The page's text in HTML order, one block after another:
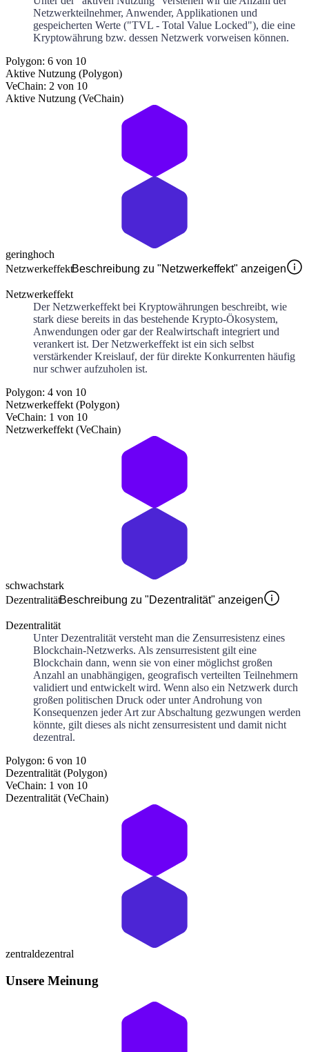
Netzwerkteilnehmer, Anwender, Applikationen und
gespeicherten Werte ("TVL - Total Value Locked"), die eine
Kryptowährung bzw. dessen Netzwerk vorweisen können.
Polygon: 6 von 10
Aktive Nutzung (Polygon)
VeChain: 2 von 10
Aktive Nutzung (VeChain)
geringhoch
NetzwerkeffektBeschreibung zu "Netzwerkeffekt" anzeigen
Netzwerkeffekt
Der Netzwerkeffekt bei Kryptowährungen beschreibt, wie
stark diese bereits in das bestehende Krypto-Ökosystem,
Anwendungen oder gar der Realwirtschaft integriert und
verankert ist. Der Netzwerkeffekt ist ein sich selbst
verstärkender Kreislauf, der für direkte Konkurrenten häufig
nur schwer aufzuholen ist.
Polygon: 4 von 10
Netzwerkeffekt (Polygon)
VeChain: 1 von 10
Netzwerkeffekt (VeChain)
schwachstark
DezentralitätBeschreibung zu "Dezentralität" anzeigen
Dezentralität
Unter Dezentralität versteht man die Zensurresistenz eines
Blockchain-Netzwerks. Als zensurresistent gilt eine
Blockchain dann, wenn sie von einer möglichst großen
Anzahl an unabhängigen, geografisch verteilten Teilnehmern
validiert und entwickelt wird. Wenn also ein Netzwerk durch
großen politischen Druck oder unter Androhung von
Konsequenzen jeder Art zur Abschaltung gezwungen werden
könnte, gilt dieses als nicht zensurresistent und damit nicht
dezentral.
Polygon: 6 von 10
Dezentralität (Polygon)
VeChain: 1 von 10
Dezentralität (VeChain)
zentraldezentral
Unsere Meinung